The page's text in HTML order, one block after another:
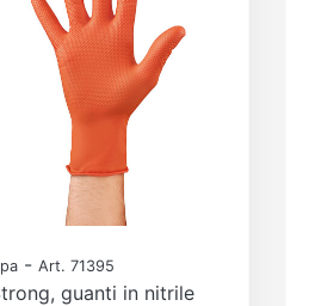
- Art. 71395
guanti in nitrile